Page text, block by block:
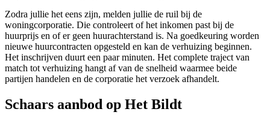
Zodra jullie het eens zijn, melden jullie de ruil bij de
woningcorporatie. Die controleert of het inkomen past bij de
huurprijs en of er geen huurachterstand is. Na goedkeuring worden
nieuwe huurcontracten opgesteld en kan de verhuizing beginnen.
Het inschrijven duurt een paar minuten. Het complete traject van
match tot verhuizing hangt af van de snelheid waarmee beide
partijen handelen en de corporatie het verzoek afhandelt.
Schaars aanbod op Het Bildt